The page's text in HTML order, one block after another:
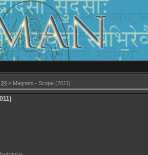
24 » Magneto - Scope (2011)